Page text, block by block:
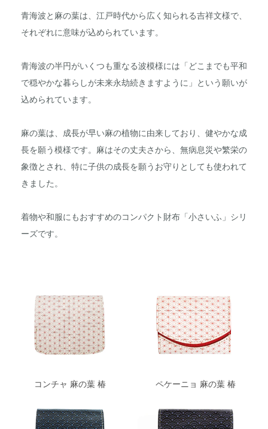
青海波と麻の葉は、江戸時代から広く知られる吉祥文様で、
それぞれに意味が込められています。
青海波の半円がいくつも重なる波模様には「どこまでも平和
で穏やかな暮らしが未来永劫続きますように」という願いが
込められています。
麻の葉は、成長が早い麻の植物に由来しており、健やかな成
長を願う模様です。麻はその丈夫さから、無病息災や繁栄の
象徴とされ、特に子供の成長を願うお守りとしても使われて
きました。
着物や和服にもおすすめのコンパクト財布「小さいふ」シリ
ーズです。
コンチャ 麻の葉 椿 ペケーニョ 麻の葉 椿